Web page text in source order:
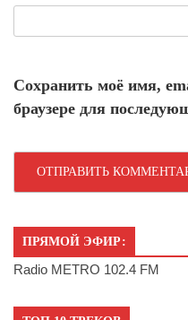
Сохранить моё имя,
браузере для
ПРЯМОЙ ЭФИР:
Radio METRO 102.4 FM